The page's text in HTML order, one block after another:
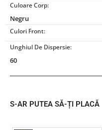
Culoare Corp:
Negru
Culori Front:
Unghiul De Dispersie:
60
S-AR PUTEA SĂ-ȚI PLACĂ